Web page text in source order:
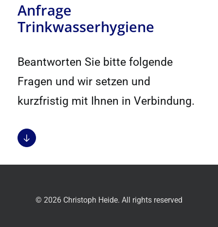
Anfrage
Trinkwasserhygiene
Beantworten Sie bitte folgende
Fragen und wir setzen und
kurzfristig mit Ihnen in Verbindung.
© 2026 Christoph Heide. All rights reserved